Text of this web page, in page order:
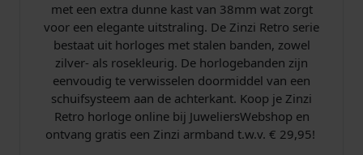
met een extra dunne kast van 38mm wat zorgt
voor een elegante uitstraling. De Zinzi Retro serie
bestaat uit horloges met stalen banden, zowel
zilver- als rosekleurig. De horlogebanden zijn
eenvoudig te verwisselen doormiddel van een
schuifsysteem aan de achterkant. Koop je Zinzi
Retro horloge online bij JuweliersWebshop en
ontvang gratis een Zinzi armband t.w.v. € 29,95!